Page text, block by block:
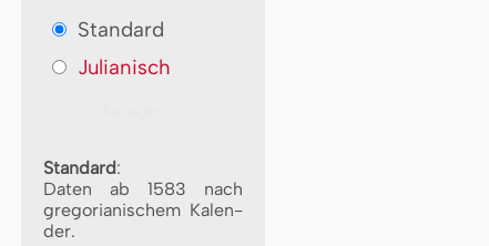
Standard
Julianisch
Standard:
Daten ab 1583 nach
gre­go­ri­a­ni­schem Ka­len­
der.